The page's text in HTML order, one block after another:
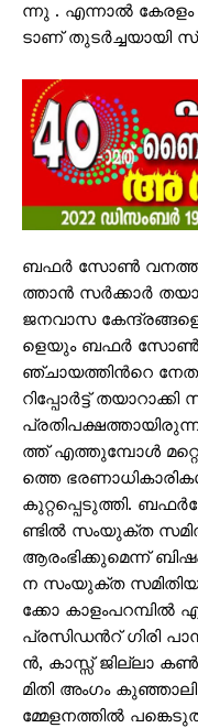
ന്നു . എ​​​ന്നാ​​​ൽ കേ​​​ര​​​ളം
ടാ​​​ണ് തു​​​ട​​​ർ​​​ച്ച​​​യാ​​​യി
ബ​​​ഫ​​​ർ സോ​​​ൺ
ത്താ​​​ൻ സ​​​ർ​​​ക്കാ​​​ർ
ജ​​​ന​​​വാ​​​സ
ളെ​​​യും ബ​​​ഫ​​​ർ സോ​​​ൺ
ഞ്ചാ​​​യ​​​ത്തി​​​ന്‍റെ
റി​​​പ്പോ​​​ർ​​​ട്ട്
ത്ത് എ​​​ത്തു​​​മ്പോ​​​ൾ
ത്തെ
കു​​​റ്റ​​​പ്പെ​​​ടു​​​ത്തി.
ണ്ടി​​​ൽ സം​​​യു​​​ക്ത
ആ​​​രം​​​ഭി​​​ക്കു​​​മെ​​​ന്ന്
ന സം​​​യു​​​ക്ത
ക്കോ
പ്ര​​​സി​​​ഡ​​​ന്‍റ് ഗി​​​രി
ൻ, കാ​​​സ്സ് ജി​​​ല്ലാ
മി​​​തി അം​​​ഗം കു​​​ഞ്ഞാ​​​ലി
മ്മേ​​​ള​​​ന​​​ത്തി​​​ൽ